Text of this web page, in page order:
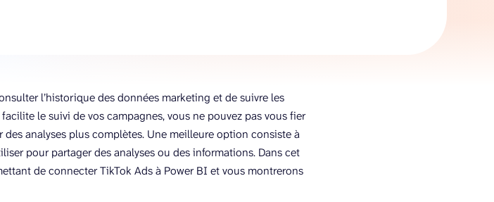
l’historique des données marketing et de suivre les
le suivi de vos campagnes, vous ne pouvez pas vous fier
analyses plus complètes. Une meilleure option consiste à
pour partager des analyses ou des informations. Dans cet
de connecter TikTok Ads à Power BI et vous montrerons